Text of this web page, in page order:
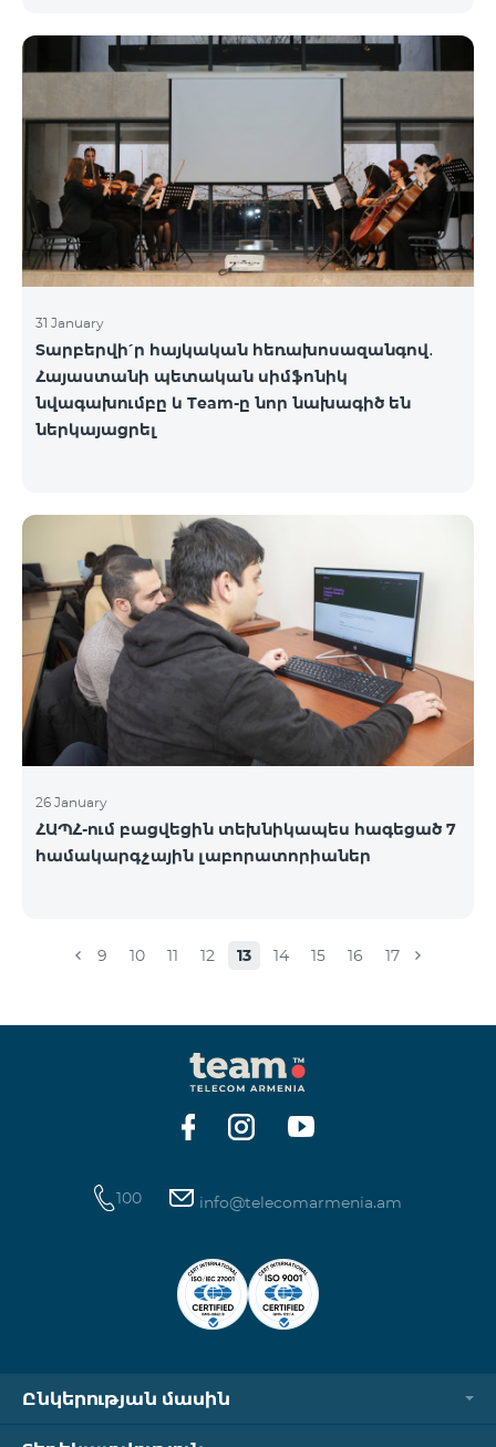
31 January
Տարբերվի՛ր հայկական հեռախոսազանգով․
Հայաստանի պետական սիմֆոնիկ
նվագախումբը և Team-ը նոր նախագիծ են
ներկայացրել
26 January
ՀԱՊՀ-ում բացվեցին տեխնիկապես հագեցած 7
համակարգչային լաբորատորիաներ
9 10 11 12 13 14 15 16 17
100 info@telecomarmenia.am
Ընկերության մասին